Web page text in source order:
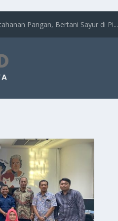
Pangan, Bertani Sayur di Pi...